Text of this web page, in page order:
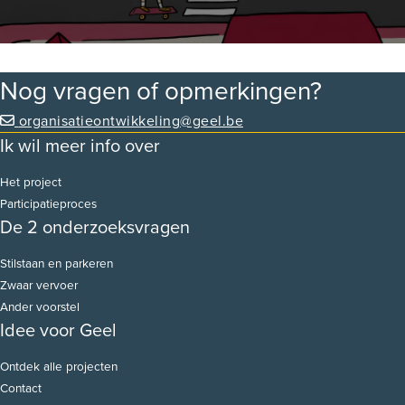
bijdragen
Nog vragen of opmerkingen?
organisatieontwikkeling@geel.be
Ik wil meer info over
Het project
Participatieproces
De 2 onderzoeksvragen
Stilstaan en parkeren
Zwaar vervoer
Ander voorstel
Idee voor Geel
Ontdek alle projecten
Contact